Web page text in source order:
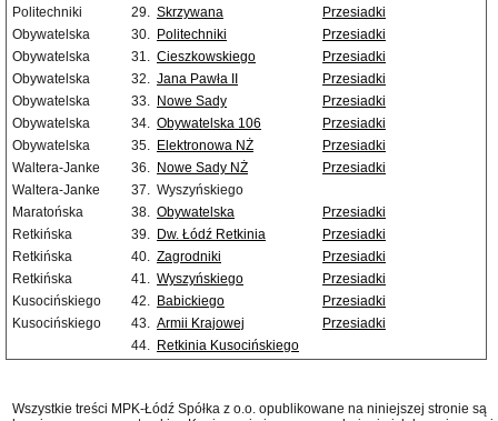
Politechniki 29. Skrzywana
Przesiadki
Obywatelska
30. Politechniki
Przesiadki
Obywatelska
31. Cieszkowskiego
Przesiadki
Obywatelska
32. Jana Pawła II
Przesiadki
Obywatelska
33. Nowe Sady
Przesiadki
Obywatelska
34. Obywatelska 106
Przesiadki
Obywatelska
35. Elektronowa NŻ
Przesiadki
Waltera-Janke
36. Nowe Sady NŻ
Przesiadki
Waltera-Janke
37. Wyszyńskiego
Maratońska
38. Obywatelska
Przesiadki
Retkińska
39. Dw. Łódź Retkinia
Przesiadki
Retkińska
40. Zagrodniki
Przesiadki
Retkińska
41. Wyszyńskiego
Przesiadki
Kusocińskiego
42. Babickiego
Przesiadki
Kusocińskiego
43. Armii Krajowej
Przesiadki
44. Retkinia Kusocińskiego
Wszystkie treści MPK-Łódź Spółka z o.o. opublikowane na niniejszej stronie są